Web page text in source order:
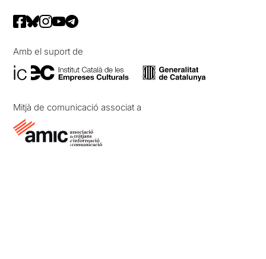
Amb el suport de
Mitjà de comunicació associat a